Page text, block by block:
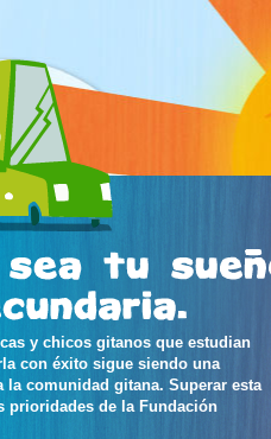
y chicos gitanos que estudian
con éxito sigue siendo una
la comunidad gitana. Superar esta
prioridades de la Fundación